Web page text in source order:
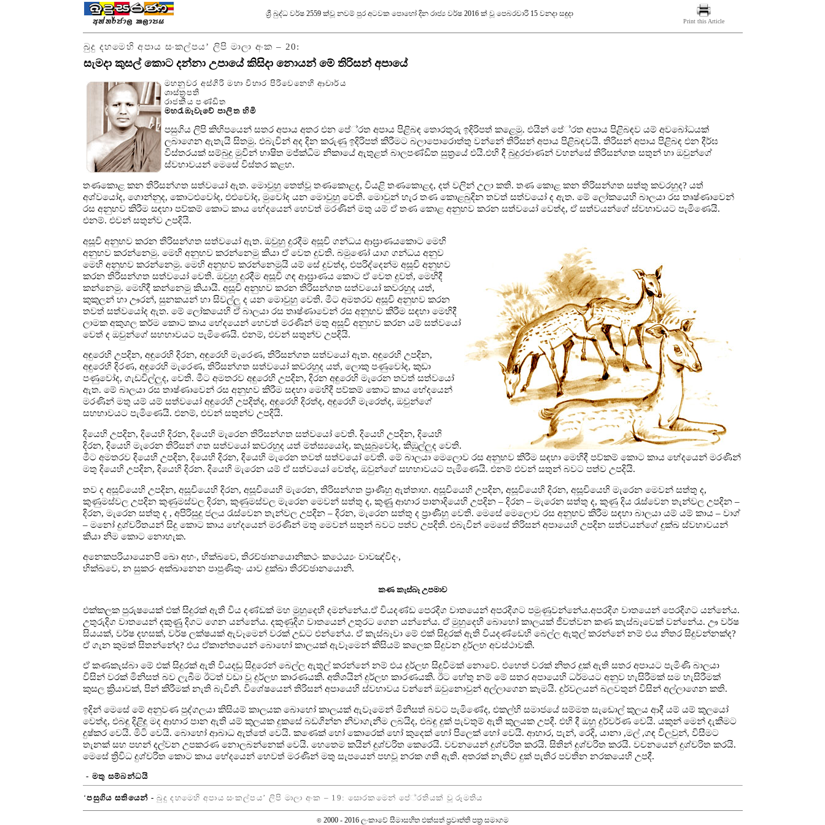
ශ්‍රී බුද්ධ වර්ෂ 2559 ක්වූ නවම් පුර අටවක පොහෝ දින රාජ්‍ය වර්ෂ 2016 ක් වූ පෙබරවාරි 15 වනදා සඳුදා
Print this Article
බුදු දහමෙහි අපාය සංකල්පය’ ලිපි මාලා අංක – 20:
සැමදා කුසල් කොට දන්නා උපායේ කිසිදා නොයන් මේ තිරිසන් අපායේ
මහනුවර අස්ගිරි මහා විහාර පිරිවෙනෙහි ආචාර්ය
ශාස්ත්‍රපති
රාජකීය පණ්ඩිත
මහරැඹෑවැවේ පාලිත හිමි
පසුගිය ලිපි කිහිපයෙන් සතර අපාය අතර එන පේ‍්‍රත අපාය පිළිබඳ තොරතුරු ඉදිරිපත් කළෙමු. එයින් පේ‍්‍රත අපාය පිළිබඳව යම් අවබෝධයක්
ලබාගෙන ඇතැයි සිතමු. එබැවින් අද දින කරුණු ඉදිරිපත් කිරීමට බලාපොරොත්තු වන්නේ තිරිසන් අපාය පිළිබඳවයි. තිරිසන් අපාය පිළිබඳ එන දීර්ඝ
විස්තරයක් සම්බුදු මුවින් භාෂිත මජ්ක්‍ධිම නිකායේ ඇතුළත් බාලපණ්ඩිත සුත්‍රයේ එයි.එහි දී බුදුරජාණන් වහන්සේ තිරිසන්ගත සතුන් හා ඔවුන්ගේ
ස්වභාවයන් මෙසේ විස්තර කළහ.
තණකොළ කන තිරිසන්ගත සත්වයෝ ඇත. මොවුහු තෙත්වූ තණකොළද, වියළි තණකොළද, දත් වලින් උලා කති. තණ කොළ කන තිරිසන්ගත සත්තු කවරහුද? යත්
අශ්වයෝද, ගොන්නුද, කොටළුවෝද, එළුවෝද, මුවෝද යන මොවුහු වෙති. මොවුන් හැර තණ කොළබුදින තවත් සත්වයෝ ද ඇත. මේ ලෝකයෙහි බාලයා රස තෘෂ්ණාවෙන්
රස අනුභව කිරීම සඳහා පව්කම් කොට කාය භේදයෙන් හෙවත් මරණින් මතු යම් ඒ තණ කොළ අනුභව කරන සත්වයෝ වෙත්ද, ඒ සත්වයන්ගේ ස්වභාවයට පැමිණෙයි.
එනම්. එවන් සතුන්ව උපදියි.
අසූචි අනුභව කරන තිරිසන්ගත සත්වයෝ ඇත. ඔවුහු දුරදීම අසූචි ගන්ධය ආඝ්‍රාණයකොට මෙහි
අනුභව කරන්නෙමු. මෙහි අනුභව කරන්නෙමු කියා ඒ වෙත දුවති. බමුණෝ යාග ගන්ධය අනුව
මෙහි අනුභව කරන්නෙමු. මෙහි අනුභව කරන්නෙමුයි යම් සේ දුවත්ද, එපරිද්දෙන්ම අසූචි අනුභව
කරන තිරිසන්ගත සත්වයෝ වෙති. ඔවුහු දුරදීම අසූචි ගඳ ආඝ්‍රාණය කොට ඒ වෙත දුවත්, මෙහිදී
කන්නෙමු. මෙහිදී කන්නෙමු කියායි. අසූචි අනුභව කරන තිරිසන්ගත සත්වයෝ කවරහුද යත්,
කුකුලන් හා ඌරන්, සුනකයන් හා සිවල්ලු ද යන මොවුහු වෙති. මීට අමතරව අසූචි අනුභව කරන
තවත් සත්වයෝද ඇත. මේ ලෝකයෙහි ඒ බාලයා රස තෘෂ්ණාවෙන් රස අනුභව කිරීම සඳහා මෙහිදී
ලාමක අකුශල කර්ම කොට කාය භේදයෙන් හෙවත් මරණින් මතු අසූචි අනුභව කරන යම් සත්වයෝ
වෙත් ද ඔවුන්ගේ සහභාවයට පැමිණෙයි. එනම්, එවන් සතුන්ව උපදියි.
අඳුරෙහි උපදින, අඳුරෙහි දිරන, අඳුරෙහි මැරෙණ, තිරිසන්ගත සත්වයෝ ඇත. අඳුරෙහි උපදින,
අඳුරෙහි දිරණ, අඳුරෙහි මැරෙණ, තිරිසන්ගත සත්වයෝ කවරහුද යත්, ලොකු පණුවෝද, කුඩා
පණුවෝද, ගැඩවිල්ලුද, වෙති. මීට අමතරව අඳුරෙහි උපදින, දිරන අඳුරෙහි මැරෙන තවත් සත්වයෝ
ඇත. මේ බාලයා රස තාෂ්ණාවෙන් රස අනුභව කිරීම සඳහා මෙහිදී පව්කම් කොට කාය භේදයෙන්
මරණින් මතු යම් යම් සත්වයෝ අඳුරෙහි උපදිත්ද, අඳුරෙහි දිරත්ද, අඳුරෙහි මැරෙත්ද, ඔවුන්ගේ
සහභාවයට පැමිණෙයි. එනම්, එවන් සතුන්ව උපදියි.
දියෙහි උපදින, දියෙහි දිරන, දියෙහි මැරෙන තිරිසන්ගත සත්වයෝ වෙති. දියෙහි උපදින, දියෙහි
දිරන, දියෙහි මැරෙන තිරිසන් ගත සත්වයෝ කවරහුද යත් මත්ස්‍යයෝද, කැසුබුවෝද, කිඹුල්ලුද වෙති.
මීට අමතරව දියෙහි උපදින, දියෙහි දිරන, දියෙහි මැරෙන තවත් සත්වයෝ වෙති. මේ බාලයා මෙලොව රස අනුභව කිරීම සඳහා මෙහිදී පව්කම් කොට කාය භේදයෙන් මරණින්
මතු දියෙහි උපදින, දියෙහි දිරන. දියෙහි මැරෙන යම් ඒ සත්වයෝ වෙත්ද, ඔවුන්ගේ සහභාවයට පැමිණෙයි. එනම් එවන් සතුන් බවට පත්ව උපදියි.
තව ද අසූචියෙහි උපදින, අසූචියෙහි දිරන, අසූචියෙහි මැරෙන, තිරිසන්ගත ප්‍රාණීහු ඇත්තාහ. අසූචියෙහි උපදින, අසූචියෙහි දිරන, අසූචියෙහි මැරෙන මෙවන් සත්තු ද,
කුණුමස්වල උපදින කුණුමස්වල දිරන, කුණුමස්වල මැරෙන මෙවන් සත්තු ද, කුණුූ ආහාර පානාදියෙහි උපදින – දිරන – මැරෙන සත්තු ද, කුණු දිය රැස්වෙන තැන්වල උපදින –
දිරන, මැරෙන සත්තු ද , අපිරිසුදු ජලය රැස්වෙන තැන්වල උපදින – දිරන, මැරෙන සත්තු ද ප්‍රාණීහු වෙති. මෙසේ මෙලොව රස අනුභව කිරීම සඳහා බාලයා යම් යම් කාය – වාග්
– මනෝ දුශ්චරිතයන් සිදු කොට කාය භේදයෙන් මරණින් මතු මෙවන් සතුන් බවට පත්ව උපදිති. එබැවින් මෙසේ තිරිසන් අපායෙහි උපදින සත්වයන්ගේ දුක්ඛ ස්වභාවයන්
කියා නිම කොට නොහැක.
අනෙකපරියායෙනපි ඛො අහං, භික්ඛවෙ, තිරච්ඡානයොනිකථං කථෙය්‍යං වාවඤ්විදං,
භික්ඛවෙ, න සුකරං අක්ඛානෙන පාපුණිතුං යාව දුක්ඛා තිරච්ඡානයොනි.
කණ කැස්බෑ උපමාව
එක්කලක පුරුෂයෙක් එක් සිදුරක් ඇති විය දණ්ඩක් මහ මුහුදෙහි දමන්නේය.ඒ වියදණ්ඩ පෙරදිග වාතයෙන් අපරදිගට පමුණුවන්නේය.අපරදිග වාතයෙන් පෙරදිගට යන්නේය.
උතුරුදිග වාතයෙන් දකුණුූ දිගට ගෙන යන්නේය. දකුණුදිග වාතයෙන් උතුරට ගෙන යන්නේය. ඒ මුහුදෙහි බොහෝ කාලයක් ජීවත්වන කණ කැස්බෑවෙක් වන්නේය. ඌ වර්ෂ
සියයක්, වර්ෂ දහසක්, වර්ෂ ලක්ෂයක් ඇවෑමෙන් වරක් උඩට එන්නේය. ඒ කැස්බෑවා මේ එක් සිදුරක් ඇති වියදණ්ඩෙහි බෙල්ල ඇතුල් කරන්නේ නම් එය නිතර සිදුවන්නක්ද?
ඒ ගැන කුමක් සිතන්නේද? එය ඒකාන්තයෙන් බොහෝ කාලයක් ඇවෑමෙන් කිසියම් කලෙක සිදුවන දුර්ලභ අවස්ථාවකි.
ඒ කණකැස්බා මේ එක් සිදුරක් ඇති වියදඬු සිදුරෙන් බෙල්ල ඇතුල් කරන්නේ නම් එය දුර්ලභ සිදුවීමක් නොවේ. එහෙත් වරක් නිතර දුක් ඇති සතර අපායට පැමිණි බාලයා
විසින් වරක් මිනිසත් බව ලැබීම ඊටත් වඩා වූ දුර්ලභ කාරණයකි. අතිශයින් දුර්ලභ කාරණයකි. ඊට හේතු නම් මේ සතර අපායෙහි ධර්මයට අනුව හැසිරීමක් සම හැසිරීමක්
කුසල ක්‍රියාවක්, පින් කිරීමක් නැති බැවිනි. විශේෂයෙන් තිරිසන් අපායෙහි ස්වභාවය වන්නේ ඔවුනොවුන් අල්ලාගෙන කෑමයි. දුර්වලයන් බලවතුන් විසින් අල්ලාගෙන කති.
ඉදින් මෙසේ මේ අනුවණ පුද්ගලයා කිසියම් කාලයක බොහෝ කාලයක් ඇවෑමෙන් මිනිසත් බවට පැමිණේද, එකල්හි සමාජයේ සම්මත සැඩොල් කුලය ආදී යම් යම් කුලයෝ
වෙත්ද, එබඳු දිළිඳු මද ආහාර පාන ඇති යම් කුලයක දුකසේ බඩගින්න නිවාගැනීම ලබයිද, එබඳු දුක් පැවතුම් ඇති කුලයක උපදී. එහි දී ඔහු දුර්වර්ණ වෙයි. යකුන් මෙන් දැකීමට
දුෂ්කර වෙයි. මිටි වෙයි. බොහෝ ආබාධ ඇත්තේ වෙයි. කණෙක් හෝ කොරෙක් හෝ කුදෙක් හෝ පිලෙක් හෝ වෙයි. ආහාර, පැන්, රෙදි, යානා ,මල් ,ගඳ විලවුන්, විසීමට
තැනක් සහ පහන් දල්වන උපකරණ නොලබන්නෙක් වෙයි. හෙතෙම කයින් දුශ්චරිත කෙරෙයි. වචනයෙන් දුශ්චරිත කරයි. සිතින් දුශ්චරිත කරයි. වචනයෙන් දුශ්චරිත කරයි.
මෙසේ ත්‍රිවිධ දුශ්චරිත කොට කාය භේදයෙන් හෙවත් මරණින් මතු සැපයෙන් පහවූ නරක ගති ඇති. අතරක් නැතිව දුක් පැතිර පවතින නරකයෙහි උපදී.
- මතු සම්බන්ධයි
‘පසුගිය සතියෙන් - බුදු දහමෙහි අපාය සංකල්පය’ ලිපි මාලා අංක – 19: සොරකමෙන් පේ‍්‍රතියක් වූ රූමතිය
©2000 - 2016 ලංකාවේ සීමාසහිත එක්සත් ප‍්‍රවෘත්ති පත්‍ර සමාගම